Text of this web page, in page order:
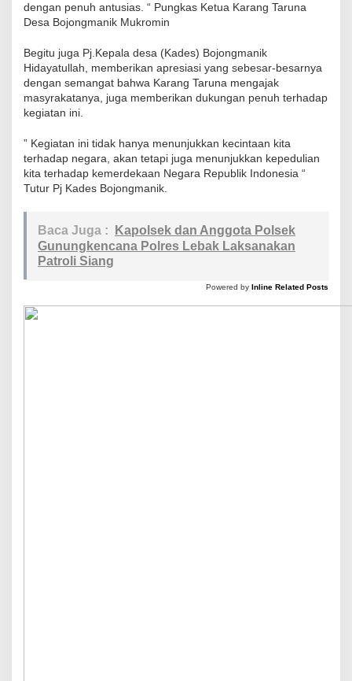
dengan penuh antusias. “ Pungkas Ketua Karang Taruna
Desa Bojongmanik Mukromin
Begitu juga Pj.Kepala desa (Kades) Bojongmanik
Hidayatullah, memberikan apresiasi yang sebesar-besarnya
dengan semangat bahwa Karang Taruna mengajak
masyrakatanya, juga memberikan dukungan penuh terhadap
kegiatan ini.
” Kegiatan ini tidak hanya menunjukkan kecintaan kita
terhadap negara, akan tetapi juga menunjukkan kepedulian
kita terhadap kemerdekaan Negara Republik Indonesia “
Tutur Pj Kades Bojongmanik.
Baca Juga :
Kapolsek dan Anggota Polsek
Gunungkencana Polres Lebak Laksanakan
Patroli Siang
Powered by Inline Related Posts